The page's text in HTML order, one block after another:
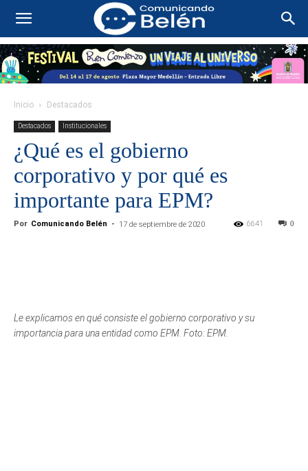
Inicio Destacados
Destacados Institucionales
¿Qué es el gobierno
corporativo y por qué es
importante para EPM?
Por Comunicando Belén - 17 de septiembre de 2020 0
6641
Le explicamos en qué consiste el gobierno corporativo y su
importancia para una entidad como EPM. Foto: EPM.